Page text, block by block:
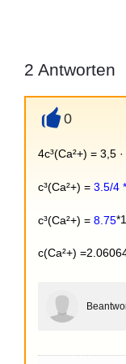
2 Antworten
0
4c³(Ca²+) = 3,5
c³(Ca²+) = 3.5/4
c³(Ca²+) = 8.75
c(Ca²+) =